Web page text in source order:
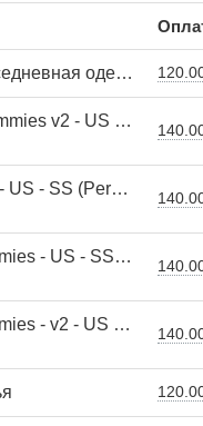
одежда
(Personal Approval)
Approval)
(Personal Approval)
(Personal Approval)